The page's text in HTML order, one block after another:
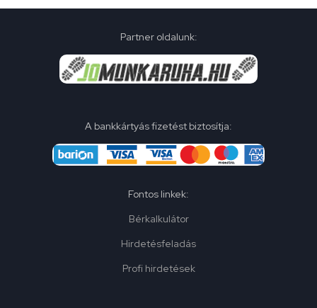
Partner oldalunk:
A bankkártyás fizetést biztosítja:
Fontos linkek:
Bérkalkulátor
Hirdetésfeladás
Profi hirdetések